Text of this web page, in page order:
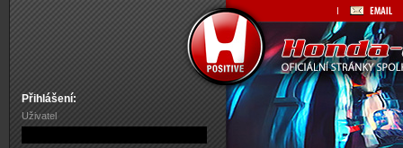
Přihlášení:
Uživatel